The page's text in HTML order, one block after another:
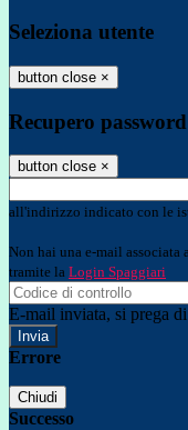
Seleziona utente
button close ×
Recupero password
button close ×
all'indirizzo indicato con le
Non hai una e-mail associata
tramite la Login Spaggiari
E-mail inviata, si prega
Errore
Chiudi
Successo